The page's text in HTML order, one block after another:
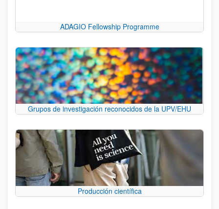
ADAGIO Fellowship Programme
Grupos de investigación reconocidos de la UPV/EHU
Producción científica